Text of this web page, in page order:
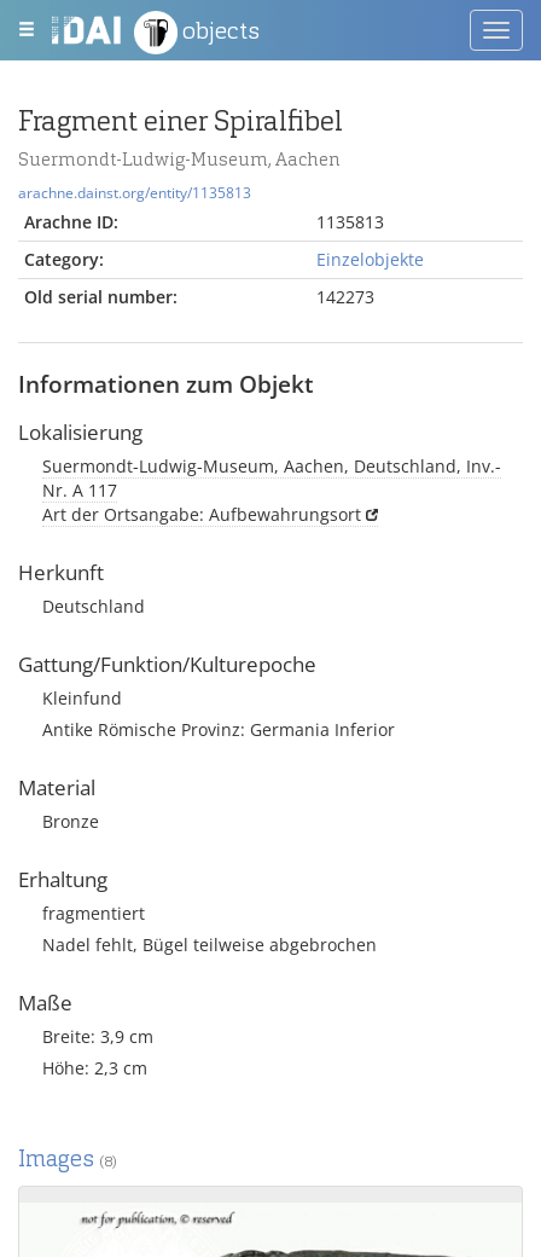
objects
Fragment einer Spiralfibel
Suermondt-Ludwig-Museum, Aachen
arachne.dainst.org/entity/1135813
Arachne ID:
1135813
Category:
Einzelobjekte
Old serial number:
142273
Informationen zum Objekt
Lokalisierung
Suermondt-Ludwig-Museum, Aachen, Deutschland, Inv.-
Nr. A 117
Art der Ortsangabe: Aufbewahrungsort
Herkunft
Deutschland
Gattung/Funktion/Kulturepoche
Kleinfund
Antike Römische Provinz: Germania Inferior
Material
Bronze
Erhaltung
fragmentiert
Nadel fehlt, Bügel teilweise abgebrochen
Maße
Breite: 3,9 cm
Höhe: 2,3 cm
Images (8)